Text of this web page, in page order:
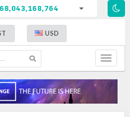
USD
Toggle